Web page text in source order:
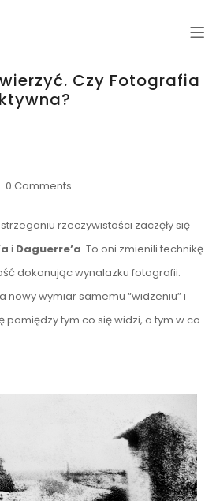
Czy Fotografia
0 Comments
rzeczywistości zaczęły się
i Daguerre’a. To oni zmienili technikę
dokonując wynalazku fotografii.
nowy wymiar samemu “widzeniu” i
pomiędzy tym co się widzi, a tym w co